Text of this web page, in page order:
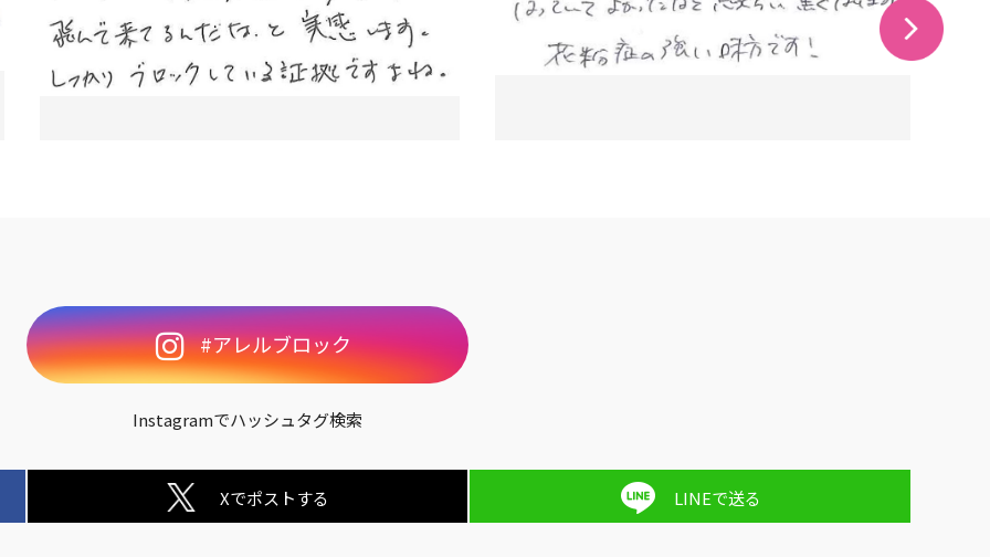
#アレルブロック
Instagramでハッシュタグ検索
Xでポストする LINEで送る